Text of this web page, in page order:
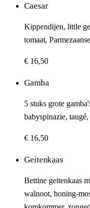
Caesar
Kippendijen, little
tomaat,
€ 16,50
Gamba
5 stuks grote
babyspinazie,
€ 16,50
Geitenkaas
Bettine geitenkaas
walnoot, honing-